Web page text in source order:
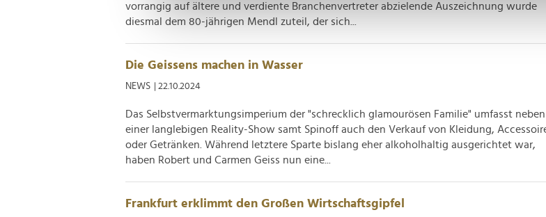
Wir verwenden Cookies, um Inhalte und Anzeigen zu personalisieren,
und die Zugriffe auf unsere Website zu analysieren. Außerdem geben wir
Website an unsere Partner für soziale Medien, Werbung und Analysen
möglicherweise mit weiteren Daten zusammen, die Sie ihnen bereitgestellt
der Dienste gesammelt haben.
vorrangig auf ältere und verdiente Branchenvertreter abzielende Auszeichnung wurde
diesmal dem 80-jährigen Mendl zuteil, der sich...
Die Geissens machen in Wasser
NEWS | 22.10.2024
Das Selbstvermarktungsimperium der "schrecklich glamourösen Familie" umfasst neben
einer langlebigen Reality-Show samt Spinoff auch den Verkauf von Kleidung,
oder Getränken. Während letztere Sparte bislang eher alkoholhaltig ausgerichtet war,
haben Robert und Carmen Geiss nun eine...
Frankfurt erklimmt den Großen Wirtschaftsgipfel